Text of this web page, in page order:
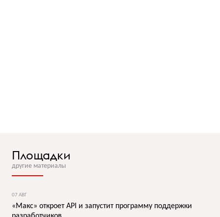
Площадки
другие материалы
07 АВГ
«Макс» откроет API и запустит программу поддержки